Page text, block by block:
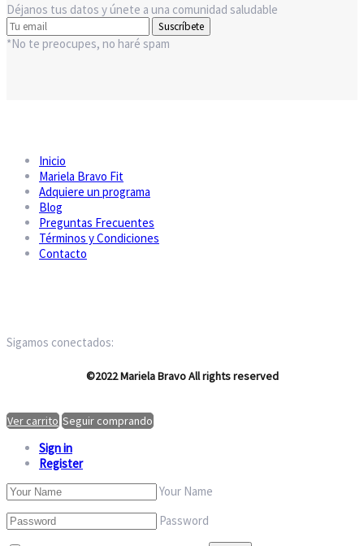
Déjanos tus datos y únete a una comunidad saludable
Suscríbete
*No te preocupes, no haré spam
Inicio
Mariela Bravo Fit
Adquiere un programa
Blog
Preguntas Frecuentes
Términos y Condiciones
Contacto
Sigamos conectados:
©2022 Mariela Bravo All rights reserved
Ver carrito Seguir comprando
Sign in
Register
Your Name
Password